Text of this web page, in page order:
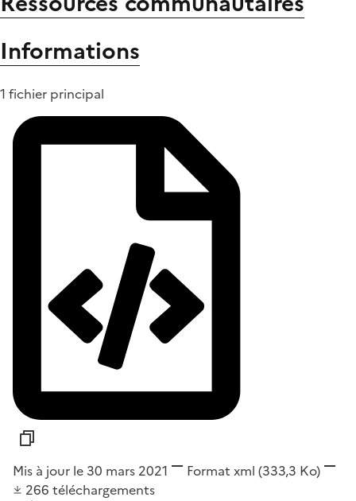
Informations
1 fichier principal
Mis à jour le 30 mars 2021 Format xml (333,3 Ko)
266 téléchargements